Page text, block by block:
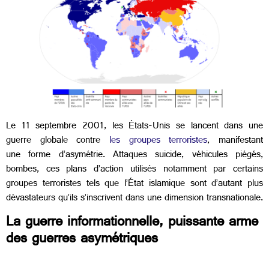
Le 11 septembre 2001, les États-Unis se lancent dans une
guerre globale contre les groupes terroristes, manifestant
une forme d’asymétrie. Attaques suicide, véhicules piégés,
bombes, ces plans d’action utilisés notamment par certains
groupes terroristes tels que l’État islamique sont d’autant plus
dévastateurs qu’ils s’inscrivent dans une dimension transnationale.
La guerre informationnelle, puissante arme
des guerres asymétriques